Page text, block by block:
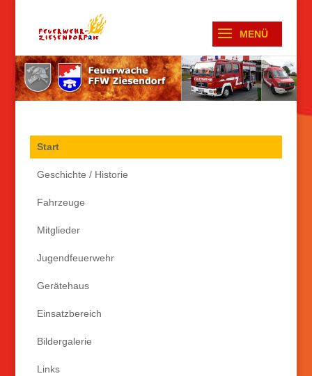
Start
Geschichte / Historie
Fahrzeuge
Mitglieder
Jugendfeuerwehr
Gerätehaus
Einsatzbereich
Bildergalerie
Links